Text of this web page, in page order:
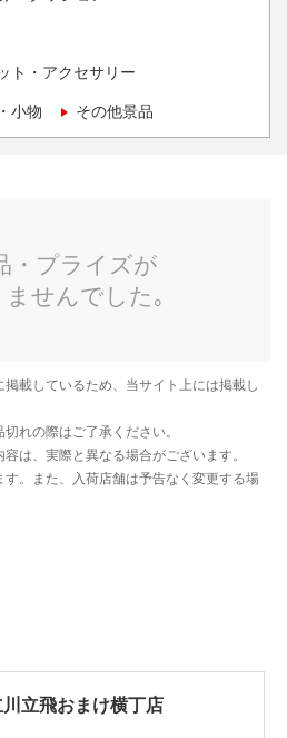
ト・アクセサリー
小物 その他景品
立飛おまけ横丁店